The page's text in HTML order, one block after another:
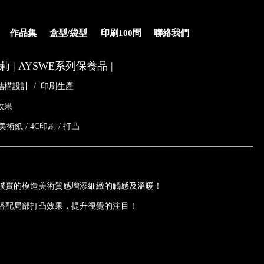
作品集 盒型/袋型 印刷100問 聯絡我們
| AYSWE系列保養品 |
構設計 / 印刷生產
果
術紙 / 4C印刷 / 打凸
實的模造美術質感增添細緻的觸感及溫暖！
配局部打凸效果，提升視覺的注目！